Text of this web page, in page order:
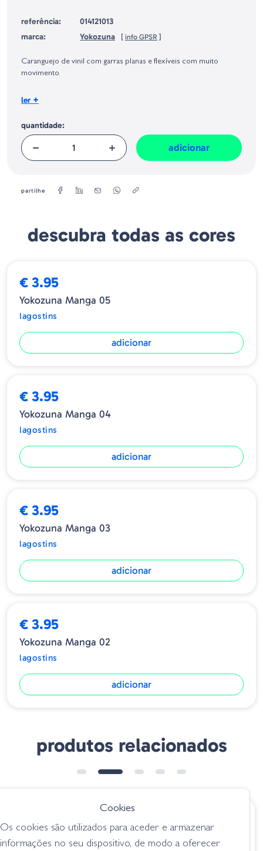
referência:
014121013
marca:
Yokozuna [ info GPSR ]
Europeia, dos produtos da marca, conforme requerido no Regulamento
Geral sobre a Segurança dos Produtos (GPSR):
Caranguejo de vinil com garras planas e flexíveis com muito
movimento.
-Tamanho: 85 mm
ler +
quantidade:
adicionar
partilhe
descubra todas as cores
€ 3.95
Yokozuna Manga 05
lagostins
adicionar
€ 3.95
Yokozuna Manga 04
lagostins
adicionar
€ 3.95
Yokozuna Manga 03
lagostins
adicionar
€ 3.95
Yokozuna Manga 02
lagostins
adicionar
produtos relacionados
€ 6.49
AGR Baits Lethal
Amostra Sasuteki
Cookies
Os cookies são utilizados para aceder e armazenar
informações no seu dispositivo, de modo a oferecer